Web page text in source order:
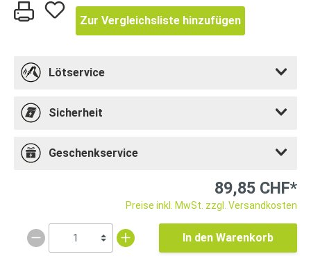
Zur Vergleichsliste hinzufügen
Lötservice
Sicherheit
Geschenkservice
89,85 CHF*
Preise inkl. MwSt. zzgl. Versandkosten
In den Warenkorb